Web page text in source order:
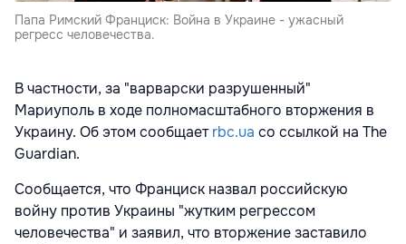
Папа Римский Франциск: Война в Украине - ужасный
регресс человечества.
В частности, за "варварски разрушенный"
Мариуполь в ходе полномасштабного вторжения в
Украину. Об этом сообщаетrbc.ua со ссылкой на The
Guardian.
Сообщается, что Франциск назвал российскую
войну против Украины "жутким регрессом
человечества" и заявил, что вторжение заставило